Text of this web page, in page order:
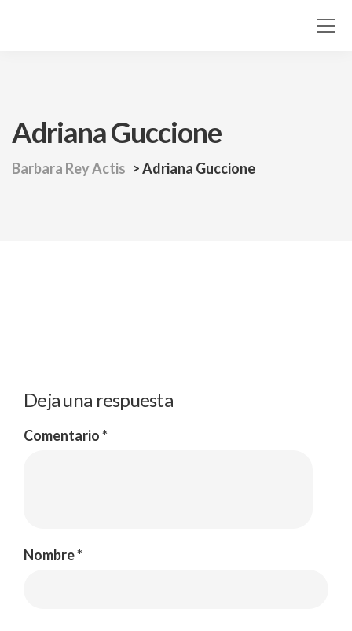
Adriana Guccione
Barbara Rey Actis >Adriana Guccione
Deja una respuesta
Comentario*
Nombre*